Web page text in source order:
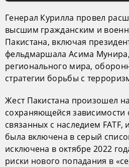
Генерал Курилла провел
высшим гражданским и
Пакистана, включая
фельдмаршала Асима
регионального мира,
стратегии борьбы с
Жест Пакистана произошел
сохраняющейся
связанных с наследием FATF,
была включена в серый
исключена в октябре 2022
риски нового попадания в